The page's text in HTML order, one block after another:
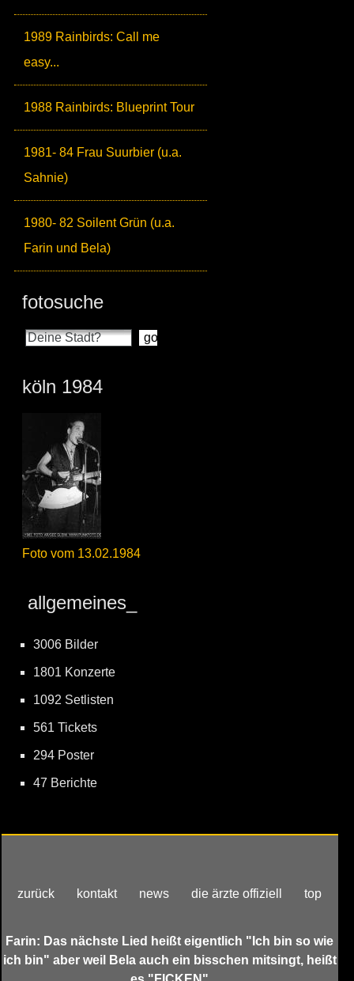
1989 Rainbirds: Call me
easy...
1988 Rainbirds: Blueprint Tour
1981- 84 Frau Suurbier (u.a.
Sahnie)
1980- 82 Soilent Grün (u.a.
Farin und Bela)
fotosuche
köln 1984
Foto vom 13.02.1984
allgemeines_
3006 Bilder
1801 Konzerte
1092 Setlisten
561 Tickets
294 Poster
47 Berichte
zurück kontakt news die ärzte offiziell top
Farin: Das nächste Lied heißt eigentlich "Ich bin so wie
ich bin" aber weil Bela auch ein bisschen mitsingt, heißt